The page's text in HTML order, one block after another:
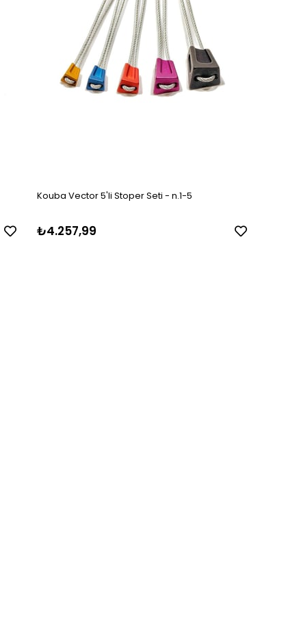
Kouba Vector 5'li Stoper Seti - n.1-5
₺4.257,99